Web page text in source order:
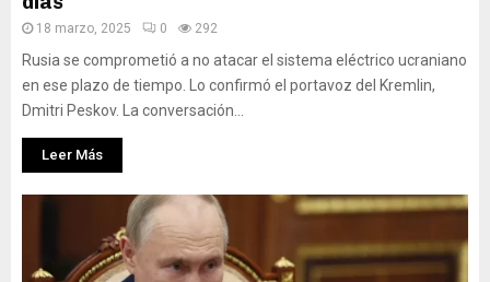
18 marzo, 2025 0 292
Rusia se comprometió a no atacar el sistema eléctrico ucraniano
en ese plazo de tiempo. Lo confirmó el portavoz del Kremlin,
Dmitri Peskov. La conversación...
Leer Más